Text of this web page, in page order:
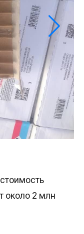
около 2 млн